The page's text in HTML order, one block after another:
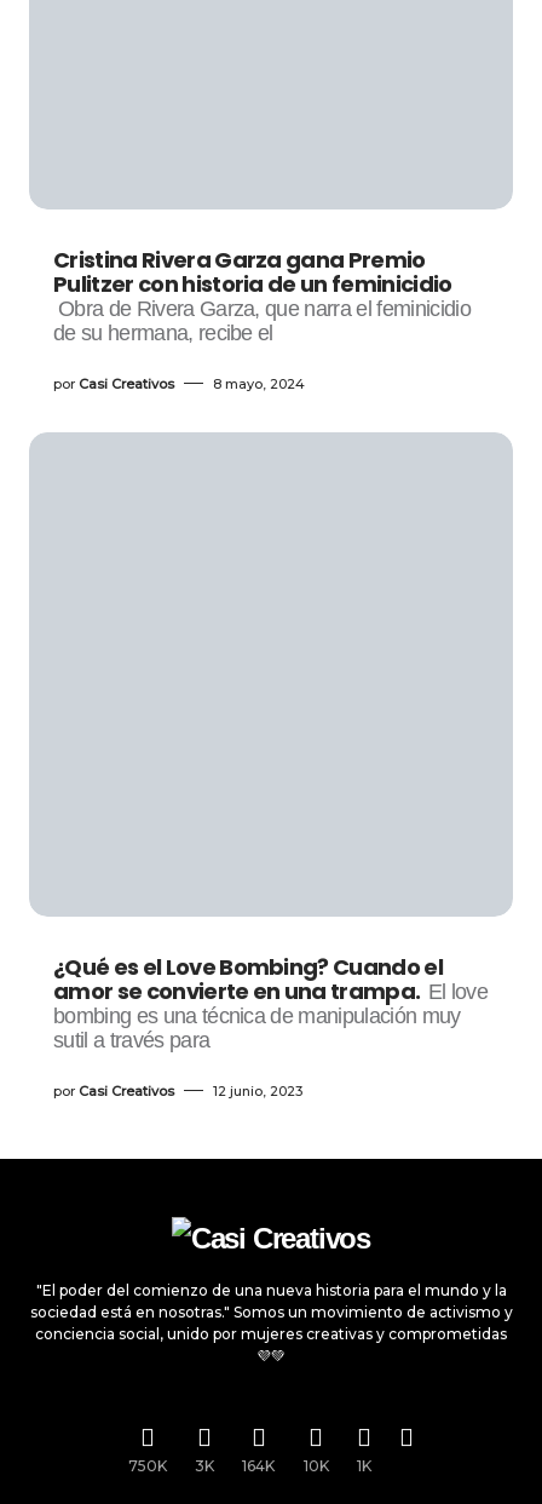
Cristina Rivera Garza gana Premio
Pulitzer con historia de un feminicidio
Obra de Rivera Garza, que narra el feminicidio
de su hermana, recibe el
por Casi Creativos 8 mayo, 2024
¿Qué es el Love Bombing? Cuando el
amor se convierte en una trampa. El love
bombing es una técnica de manipulación muy
sutil a través para
por Casi Creativos 12 junio, 2023
"El poder del comienzo de una nueva historia para el mundo y la
sociedad está en nosotras." Somos un movimiento de activismo y
conciencia social, unido por mujeres creativas y comprometidas
💜💚
750K 3K 164K 10K 1K